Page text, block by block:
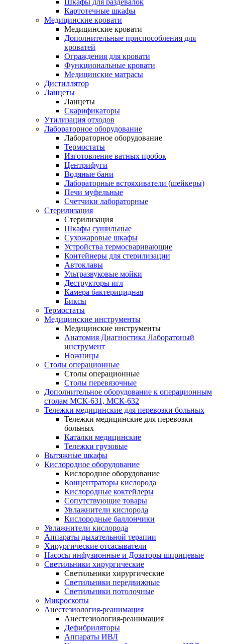
Шкафы для раздевалок
Картотечные шкафы
Медицинские кровати
Медицинские кровати
Дополнительные приспособления для
кроватей
Ограждения для кровати
Функциональные кровати
Медицинские матрасы
Дистиллятор
Ланцеты
Ланцеты
Скарификаторы
Утилизация отходов
Лабораторное оборудование
Лабораторное оборудование
Термостаты
Изготовление ватных пробок
Центрифуги
Водяные бани
Лабораторные встряхиватели (шейкеры)
Печи муфельные
Счетчики лабораторные
Стерилизация
Стерилизация
Шкафы сушильные
Сухожаровые шкафы
Устройства термосваривающие
Контейнеры для стерилизации
Автоклавы
Ультразвуковые мойки
Деструкторы игл
Камера бактерицидная
Биксы
Термостаты
Медицинские инструменты
Медицинские инструменты
Анатомия Диагностика Лаборатоный
инструмент
Ножницы
Столы операционные
Столы операционные
Столы перевязочные
Дополнительное оборудование к операционным
столам МСК-631, МСК-632
Тележки медицинские для перевозки больных
Тележки медицинские для перевозки
больных
Каталки медицинские
Тележки грузовые
Вытяжные шкафы
Кислородное оборудование
Кислородное оборудование
Концентраторы кислорода
Кислородные коктейлеры
Сопутствующие товары
Увлажнители кислорода
Кислородные баллончики
Увлажнители кислорода
Аппараты дыхательной терапии
Хирургические отсасыватели
Насосы инфузионные и Дозаторы шприцевые
Светильники хирургические
Светильники хирургические
Светильники передвижные
Светильники потолочные
Микроскопы
Анестезиология-реанимация
Анестезиология-реанимация
Дефибриляторы
Аппараты ИВЛ